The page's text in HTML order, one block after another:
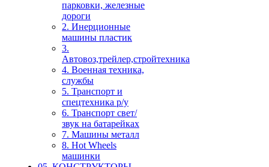
парковки, железные
дороги
2. Инерционные
машины пластик
3.
Автовоз,трейлер,стройтехника
4. Военная техника,
службы
5. Транспорт и
спецтехника р/у
6. Транспорт свет/
звук на батарейках
7. Машины металл
8. Hot Wheels
машинки